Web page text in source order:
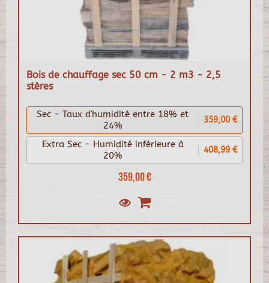
Bois de chauffage sec 50 cm - 2 m3 - 2,5
stères
359,00 €
Sec - Taux d'humidité entre 18% et
24%
359,00 €
Extra Sec - Humidité inférieure à
20%
408,99 €